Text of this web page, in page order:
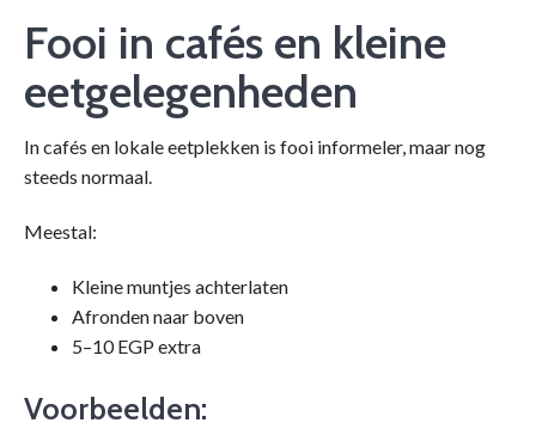
Fooi in cafés en kleine
eetgelegenheden
In cafés en lokale eetplekken is fooi informeler, maar nog
steeds normaal.
Meestal:
Kleine muntjes achterlaten
Afronden naar boven
5–10 EGP extra
Voorbeelden: